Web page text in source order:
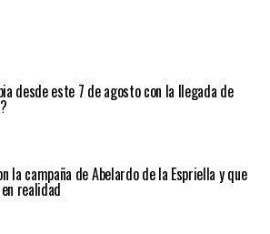
desde este 7 de agosto con la llegada de
la campaña de Abelardo de la Espriella y que
realidad